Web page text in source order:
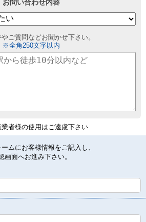
お問い合わせ内容
ご質問などお聞かせ下さい。
※全角250文字以内
者様の使用はご遠慮下さい
ムにお客様情報をご記入し、
画面へお進み下さい。